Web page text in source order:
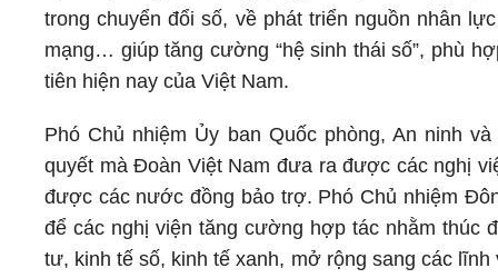
trong chuyển đổi số, về phát triển nguồn nhân
mạng… giúp tăng cường “hệ sinh thái số”, phù
tiên hiện nay của Việt Nam.
Phó Chủ nhiệm Ủy ban Quốc phòng, An ninh
quyết mà Đoàn Việt Nam đưa ra được các nghị
được các nước đồng bảo trợ. Phó Chủ nhiệm
để các nghị viện tăng cường hợp tác nhằm thúc
tư, kinh tế số, kinh tế xanh, mở rộng sang các